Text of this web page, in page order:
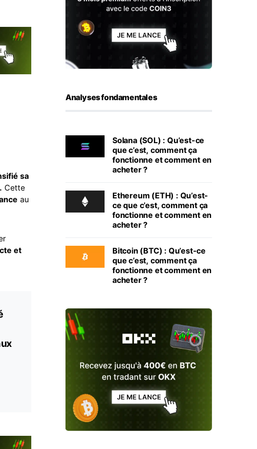
sa
Cette
au
et
Analyses fondamentales
Solana (SOL) : Qu’est-ce
que c’est, comment ça
fonctionne et comment en
acheter ?
Ethereum (ETH) : Qu’est-
ce que c’est, comment ça
fonctionne et comment en
acheter ?
Bitcoin (BTC) : Qu’est-ce
que c’est, comment ça
fonctionne et comment en
acheter ?